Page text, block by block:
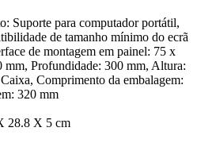
Suporte para computador portátil,
de tamanho mínimo do ecrã
de montagem em painel: 75 x
Profundidade: 300 mm, Altura:
Comprimento da embalagem:
320 mm
28.8 X 5 cm